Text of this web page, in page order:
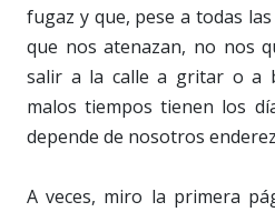
fugaz y que, pese a todas
que nos atenazan, no nos
salir a la calle a gritar o a
malos tiempos tienen los
depende de nosotros
A veces, miro la primera